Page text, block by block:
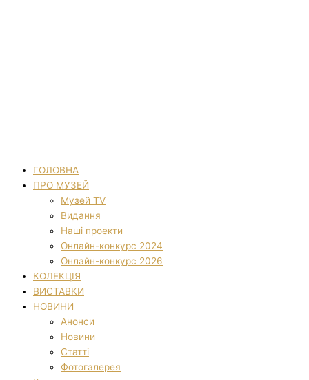
ГОЛОВНА
ПРО МУЗЕЙ
Музей TV
Видання
Наші проекти
Онлайн-конкурс 2024
Онлайн-конкурс 2026
КОЛЕКЦІЯ
ВИСТАВКИ
НОВИНИ
Анонси
Новини
Статті
Фотогалерея